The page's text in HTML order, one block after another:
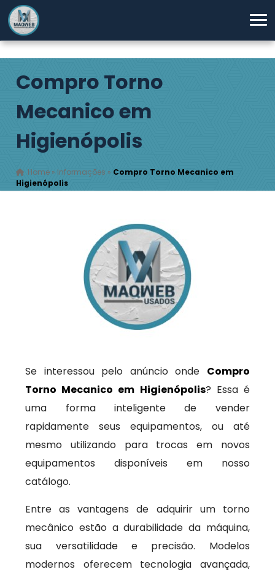
Compro Torno
Mecanico em
Higienópolis
Home » Informações » Compro Torno Mecanico em
Higienópolis
Se interessou pelo anúncio onde Compro
Torno Mecanico em Higienópolis? Essa é
uma forma inteligente de vender
rapidamente seus equipamentos, ou até
mesmo utilizando para trocas em novos
equipamentos disponíveis em nosso
catálogo.
Entre as vantagens de adquirir um torno
mecânico estão a durabilidade da máquina,
sua versatilidade e precisão. Modelos
modernos oferecem tecnologia avançada,